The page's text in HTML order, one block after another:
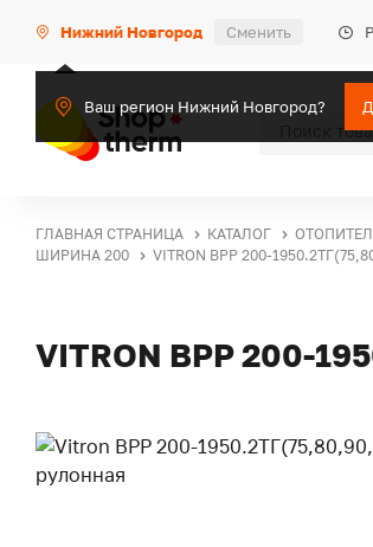
Нижний Новгород Сменить
Ваш регион Нижний Новгород?
ГЛАВНАЯ СТРАНИЦА КАТАЛОГ
ШИРИНА 200
VITRON ВРР 200-
VITRON ВРР 200-